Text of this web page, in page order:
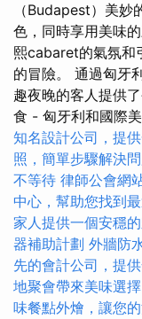
（Budapest）美
色，同時享用美味
熙cabaret的氣氛和
的冒險。 通過匈牙
趣夜晚的客人提供
食 - 匈牙利和國際
知名設計公司，提
照，簡單步驟解決
不等待 律師公會網
中心，幫助您找到
家人提供一個安穩
器補助計劃 外牆防
先的會計公司，提
地聚會帶來美味選擇
味餐點外燴，讓您